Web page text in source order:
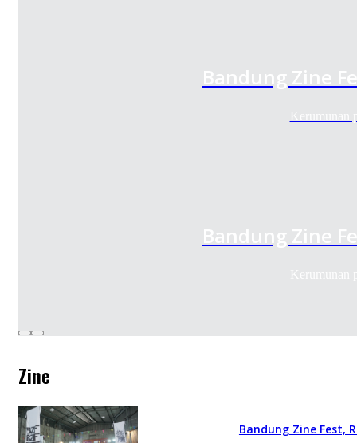
Bandung Zine
Kerumunan
Bandung Zine
Kerumunan
Zine
Bandung Zine Fest,